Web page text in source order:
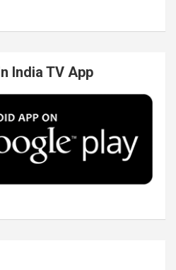
I
n
e
India TV App